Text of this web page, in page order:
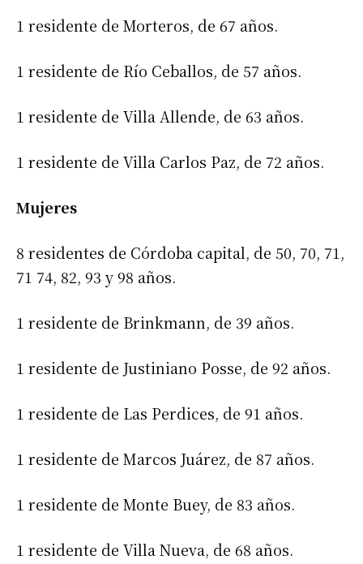
1 residente de Morteros, de 67 años.
1 residente de Río Ceballos, de 57 años.
1 residente de Villa Allende, de 63 años.
1 residente de Villa Carlos Paz, de 72 años.
Mujeres
8 residentes de Córdoba capital, de 50, 70, 71,
71 74, 82, 93 y 98 años.
1 residente de Brinkmann, de 39 años.
1 residente de Justiniano Posse, de 92 años.
1 residente de Las Perdices, de 91 años.
1 residente de Marcos Juárez, de 87 años.
1 residente de Monte Buey, de 83 años.
1 residente de Villa Nueva, de 68 años.